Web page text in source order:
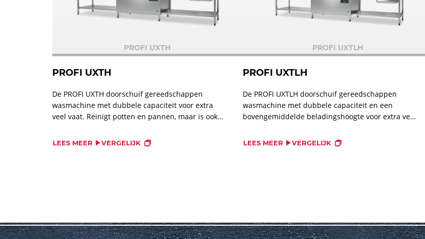
PROFI UXTH
PROFI UXTH
De PROFI UXTH doorschuif gereedschappen
wasmachine met dubbele capaciteit voor extra
veel vaat. Reinigt potten en pannen, maar is ook
dienbladen en keukengereedschappen. Perfecte
LEES MEER VERGELIJK
PROFI UXTLH
PROFI UXTLH
De PROFI UXTLH doorschuif gereedschappen
wasmachine met dubbele capaciteit en een
bovengemiddelde beladingshoogte voor extra veel
geschikt voor gietijzeren kookplaten, bakplaten,
LEES MEER VERGELIJK